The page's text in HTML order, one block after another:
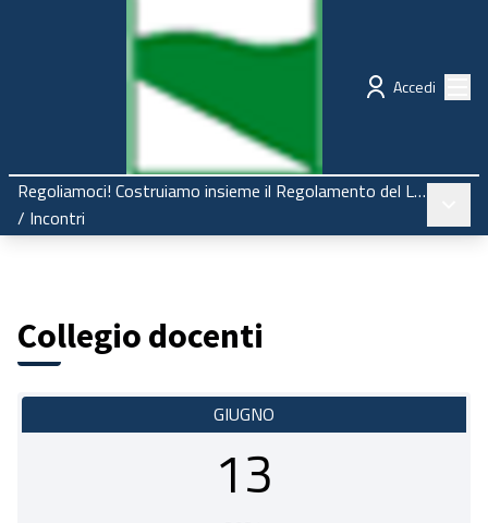
Regione Emilia-Romagna Partecipazione
Accedi
Regoliamoci! Costruiamo insieme il Regolamento del Liceo
/ Incontri
Collegio docenti
GIUGNO
13